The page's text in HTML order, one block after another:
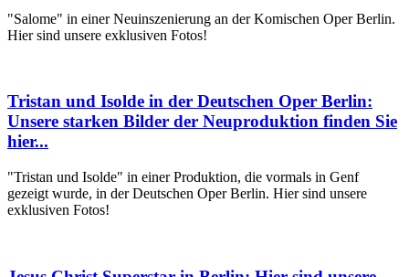
"Salome" in einer Neuinszenierung an der Komischen Oper Berlin.
Hier sind unsere exklusiven Fotos!
Tristan und Isolde in der Deutschen Oper Berlin:
Unsere starken Bilder der Neuproduktion finden Sie
hier...
"Tristan und Isolde" in einer Produktion, die vormals in Genf
gezeigt wurde, in der Deutschen Oper Berlin. Hier sind unsere
exklusiven Fotos!